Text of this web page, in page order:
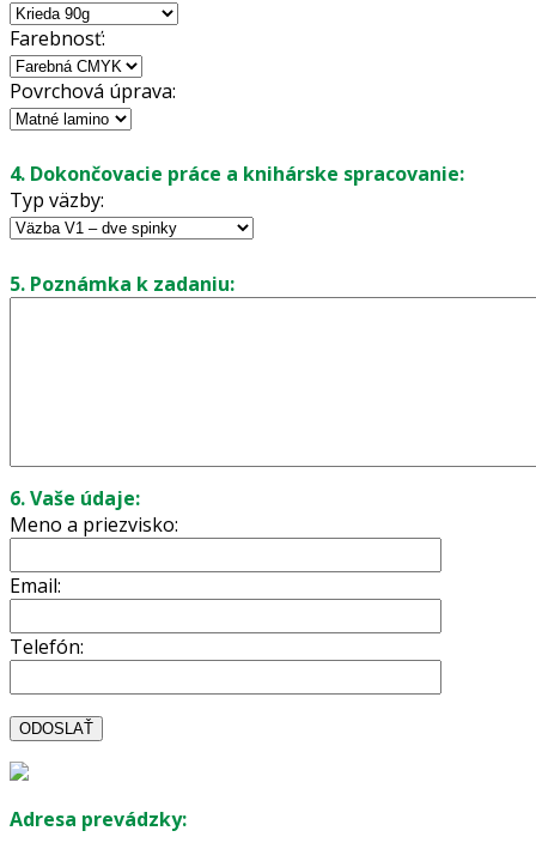
Farebnosť:
Povrchová úprava:
4. Dokončovacie práce a knihárske spracovanie:
Typ väzby:
5. Poznámka k zadaniu:
6. Vaše údaje:
Meno a priezvisko:
Email:
Telefón:
Adresa prevádzky: